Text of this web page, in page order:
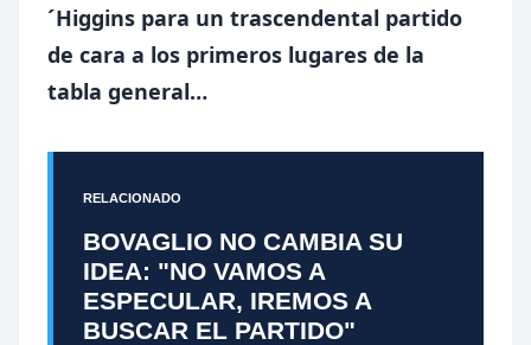
´Higgins para un trascendental partido
de cara a los primeros lugares de la
tabla general…
RELACIONADO
BOVAGLIO NO CAMBIA SU
IDEA: "NO VAMOS A
ESPECULAR, IREMOS A
BUSCAR EL PARTIDO"